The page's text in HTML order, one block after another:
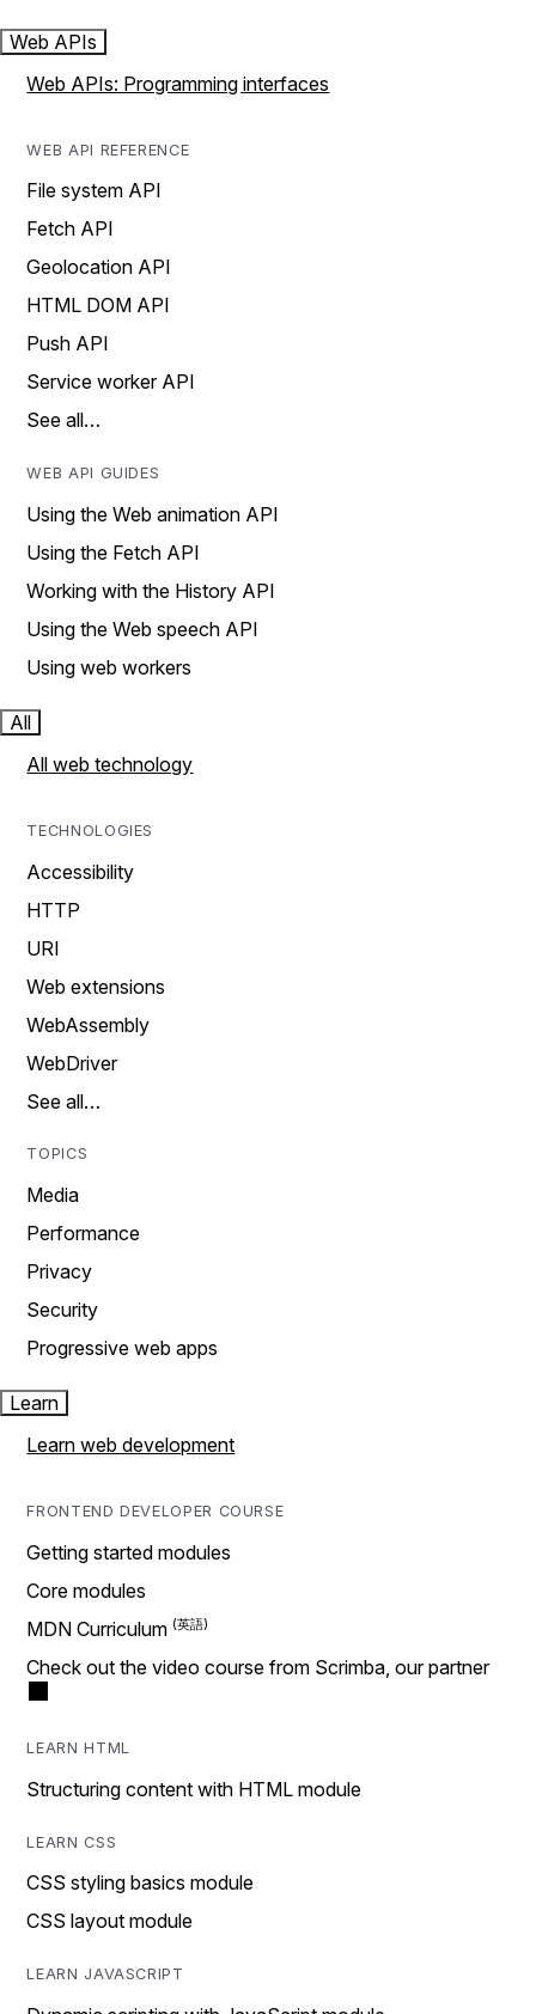
Web APIs
Web APIs: Programming interfaces
WEB API REFERENCE
File system API
Fetch API
Geolocation API
HTML DOM API
Push API
Service worker API
See all…
WEB API GUIDES
Using the Web animation API
Using the Fetch API
Working with the History API
Using the Web speech API
Using web workers
All
All web technology
TECHNOLOGIES
Accessibility
HTTP
URI
Web extensions
WebAssembly
WebDriver
See all…
TOPICS
Media
Performance
Privacy
Security
Progressive web apps
Learn
Learn web development
FRONTEND DEVELOPER COURSE
Getting started modules
Core modules
MDN Curriculum
Check out the video course from Scrimba, our partner
LEARN HTML
Structuring content with HTML module
LEARN CSS
CSS styling basics module
CSS layout module
LEARN JAVASCRIPT